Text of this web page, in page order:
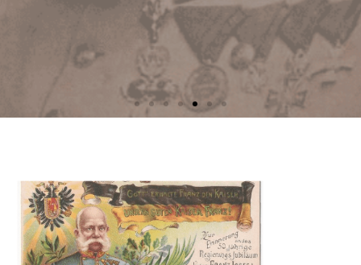
Filatelie,
cirkuláře